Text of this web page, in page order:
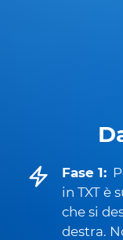
Fase 1:
in TXT è
che si
destra.